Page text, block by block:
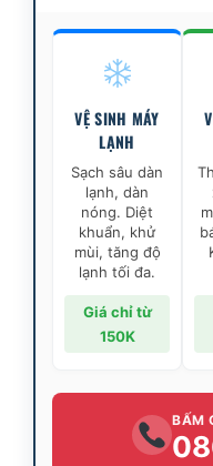
VỆ SINH MÁY
LẠNH
Sạch sâu dàn
lạnh, dàn
nóng. Diệt
khuẩn, khử
mùi, tăng độ
lạnh tối đa.
Giá chỉ từ
150K
BẤM